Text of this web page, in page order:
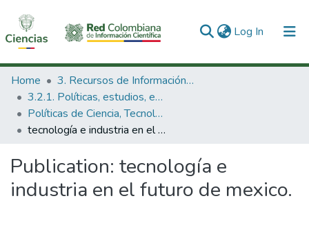
Log In (current)
Communities & Collections
All of DSpace
Statistics
Home
3. Recursos de Información Científica y Tecnológica
3.2.1. Políticas, estudios, evaluaciones e indicadores de CTeI
Políticas de Ciencia, Tecnología e Innovación
tecnología e industria en el futuro de mexico.
Publication: tecnología e
industria en el futuro de mexico.